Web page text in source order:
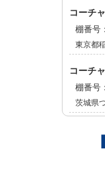
コーチ
棚番号
東京都
コーチ
棚番号
茨城県